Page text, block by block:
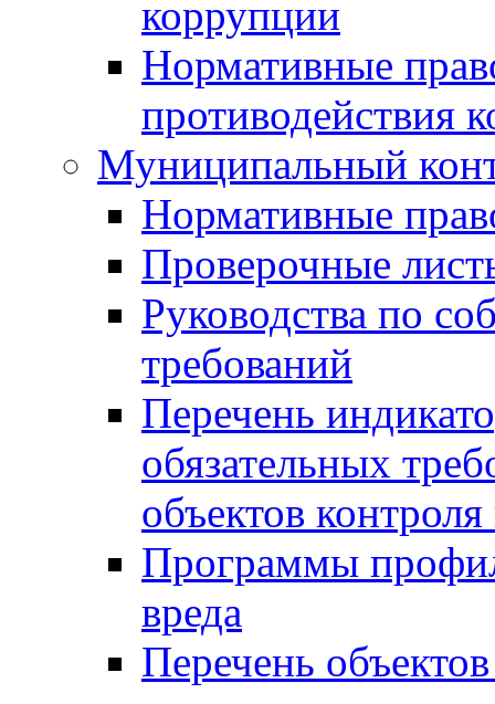
коррупции
Нормативные
противодействия
Муниципальный
Нормативные
Проверочные
Руководства по
требований
Перечень
обязательных
объектов
Программы
вреда
Перечень